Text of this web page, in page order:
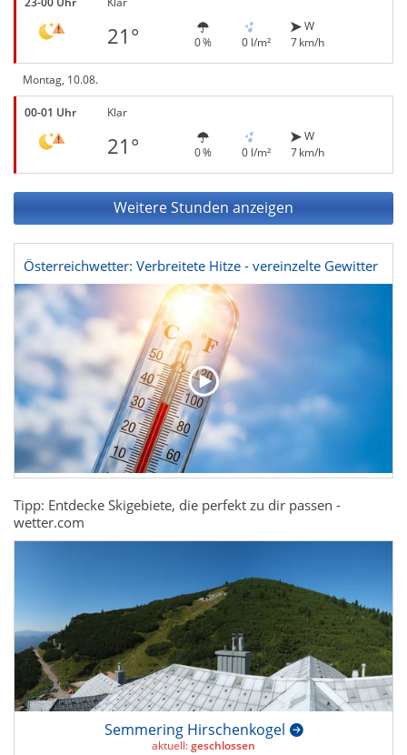
21° 0 % 0 l/m²
W
7 km/h
Montag, 10.08.
00-01 Uhr Klar
21° 0 % 0 l/m²
W
7 km/h
Weitere Stunden anzeigen
Österreichwetter: Verbreitete Hitze - vereinzelte Gewitter
Tipp: Entdecke Skigebiete, die perfekt zu dir passen -
wetter.com
Semmering Hirschenkogel
aktuell:geschlossen